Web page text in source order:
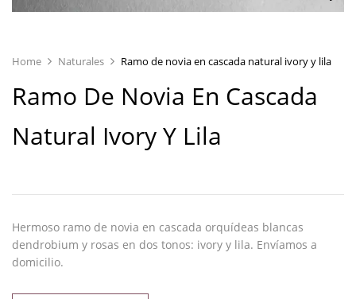
Home Naturales Ramo de novia en cascada natural ivory y lila
Ramo De Novia En Cascada
Natural Ivory Y Lila
Hermoso ramo de novia en cascada orquídeas blancas
dendrobium y rosas en dos tonos: ivory y lila. Envíamos a
domicilio.